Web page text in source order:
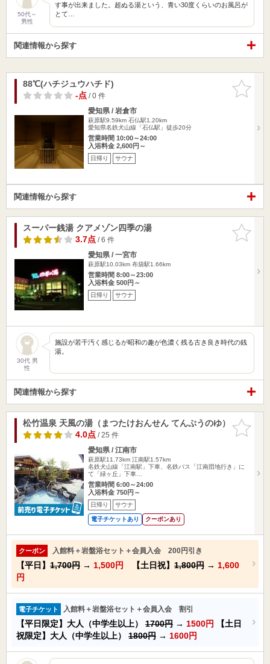
50代～
男性
す事が出来ました。超ぬる湯という、青い30度くらいのお風呂が
とて…
関連情報から探す
お気に入
りに追加
88℃(ハチジュウハチド)
-点/ 0 件
愛知県 / 岩倉市
萩原駅9.59km 石仏駅1.20km
愛知県名鉄犬山線「石仏駅」徒歩20分
営業時間 10:00～24:00
入浴料金 2,600円～
日帰り サウナ
関連情報から探す
お気に入
りに追加
スーパー銭湯 クアメゾン四季の湯
3.7点/ 6 件
愛知県 / 一宮市
萩原駅10.03km 布袋駅1.66km
営業時間 8:00～23:00
入浴料金 500円～
日帰り サウナ
30代 男
性
施設が若干汚く感じるが昭和の趣が色濃く残る古き良き時代の銭
湯。
関連情報から探す
お気に入
りに追加
松竹温泉 天風の湯（まつたけおんせん てんぷうのゆ）
4.0点/ 25 件
愛知県 / 江南市
萩原駅11.73km 江南駅1.57km
名鉄犬山線「江南駅」下車、名鉄バス「江南団地行き」に
て「緑ヶ丘」下車…
営業時間 6:00～24:00
入浴料金 750円～
日帰り サウナ
電子チケットあり クーポンあり
クーポン 入館料＋岩盤浴セット＋会員入会 200円引き
【平日】 1,700円 → 1,500円 【土日祝】 1,800円 → 1,600
円
電子チケット 入館料＋岩盤浴セット＋会員入会 割引
【平日限定】大人（中学生以上） 1700円 → 1500円
【土日
祝限定】大人（中学生以上） 1800円 → 1600円